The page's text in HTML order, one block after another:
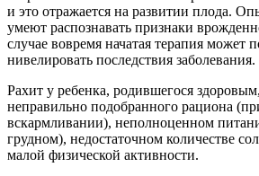
и это отражается на развитии плода.
умеют распознавать признаки
случае вовремя начатая терапия может
нивелировать последствия заболевания.
Рахит у ребенка, родившегося
неправильно подобранного рациона
вскармливании), неполноценном
грудном), недостаточном количестве
малой физической активности.